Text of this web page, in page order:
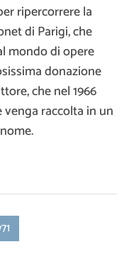
ripercorrere la
di Parigi, che
mondo di opere
donazione
che nel 1966
raccolta in un